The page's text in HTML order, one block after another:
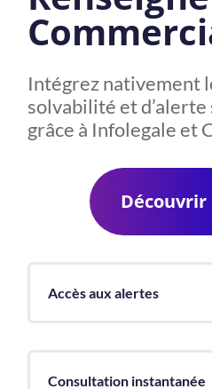
Intégrez nativement
solvabilité et
grâce à Infolegale et
Découvrir
Accès aux alertes
Consultation instantanée